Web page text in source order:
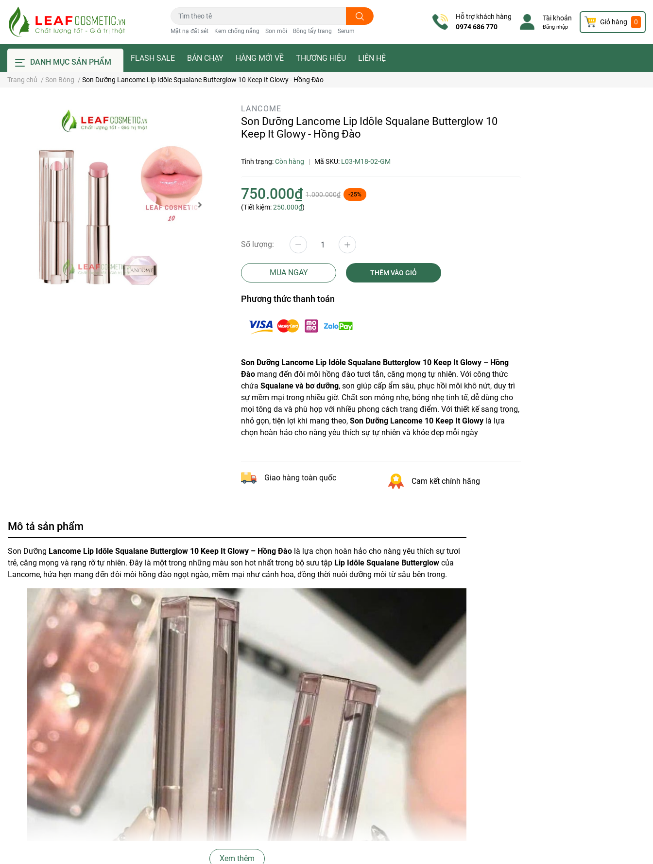
Mặt nạ đất sét Kem chống nắng Son môi Bông tẩy trang Serum
Hỗ trợ khách hàng
0974 686 770
Tài khoản
Đăng nhập
Giỏ hàng 0
DANH MỤC SẢN PHẨM FLASH SALE BÁN CHẠY HÀNG MỚI VỀ THƯƠNG HIỆU LIÊN HỆ
Trang chủ / Son Bóng / Son Dưỡng Lancome Lip Idôle Squalane Butterglow 10 Keep It Glowy - Hồng Đào
LANCOME
Son Dưỡng Lancome Lip Idôle Squalane Butterglow 10
Keep It Glowy - Hồng Đào
Tình trạng:Còn hàng | Mã SKU: L03-M18-02-GM
750.000₫ 1.000.000₫ -25%
(Tiết kiệm:250.000₫)
Số lượng:
MUA NGAY THÊM VÀO GIỎ
Phương thức thanh toán
Son Dưỡng Lancome Lip Idôle Squalane Butterglow 10 Keep It Glowy – Hồng
Đào mang đến đôi môi hồng đào tươi tắn, căng mọng tự nhiên. Với công thức
chứa Squalane và bơ dưỡng, son giúp cấp ẩm sâu, phục hồi môi khô nứt, duy trì
sự mềm mại trong nhiều giờ. Chất son mỏng nhẹ, bóng nhẹ tinh tế, dễ dùng cho
mọi tông da và phù hợp với nhiều phong cách trang điểm. Với thiết kế sang trọng,
nhỏ gọn, tiện lợi khi mang theo, Son Dưỡng Lancome 10 Keep It Glowy là lựa
chọn hoàn hảo cho nàng yêu thích sự tự nhiên và khỏe đẹp mỗi ngày
Giao hàng toàn quốc Cam kết chính hãng
Mô tả sản phẩm
Son Dưỡng Lancome Lip Idôle Squalane Butterglow 10 Keep It Glowy – Hồng Đào là lựa chọn hoàn hảo cho nàng yêu thích sự tươi
trẻ, căng mọng và rạng rỡ tự nhiên. Đây là một trong những màu son hot nhất trong bộ sưu tập Lip Idôle Squalane Butterglow của
Lancome, hứa hẹn mang đến đôi môi hồng đào ngọt ngào, mềm mại như cánh hoa, đồng thời nuôi dưỡng môi từ sâu bên trong.
Xem thêm